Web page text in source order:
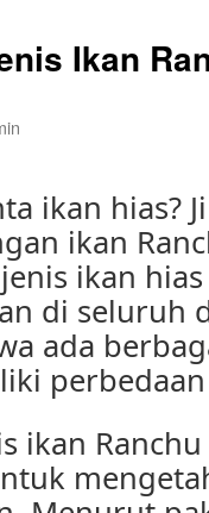
Ikan
ikan hias?
ikan
ikan
di seluruh
ada
ikan